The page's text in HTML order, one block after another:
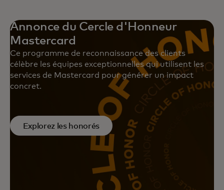
Annonce du Cercle d'Honneur
Mastercard
Ce programme de reconnaissance des clients
célèbre les équipes exceptionnelles qui utilisent les
services de Mastercard pour générer un impact
concret.
Explorez les honorés